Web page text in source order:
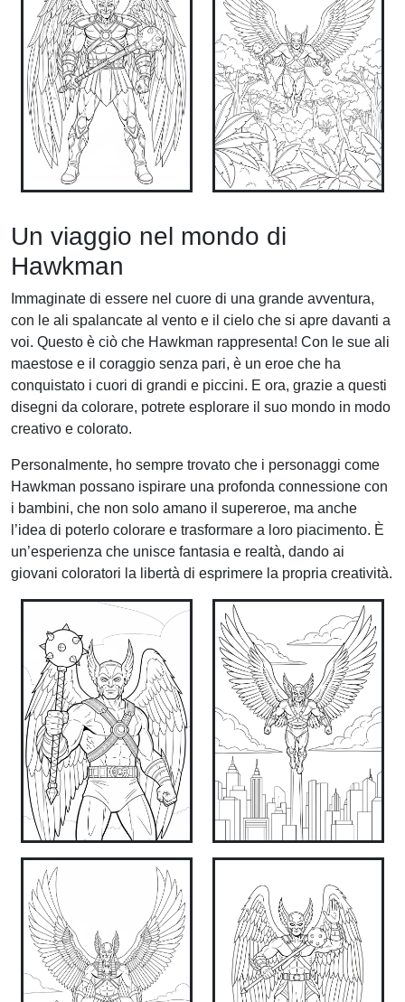
Un viaggio nel mondo di
Hawkman
Immaginate di essere nel cuore di una grande avventura,
con le ali spalancate al vento e il cielo che si apre davanti a
voi. Questo è ciò che Hawkman rappresenta! Con le sue ali
maestose e il coraggio senza pari, è un eroe che ha
conquistato i cuori di grandi e piccini. E ora, grazie a questi
disegni da colorare, potrete esplorare il suo mondo in modo
creativo e colorato.
Personalmente, ho sempre trovato che i personaggi come
Hawkman possano ispirare una profonda connessione con
i bambini, che non solo amano il supereroe, ma anche
l’idea di poterlo colorare e trasformare a loro piacimento. È
un’esperienza che unisce fantasia e realtà, dando ai
giovani coloratori la libertà di esprimere la propria creatività.